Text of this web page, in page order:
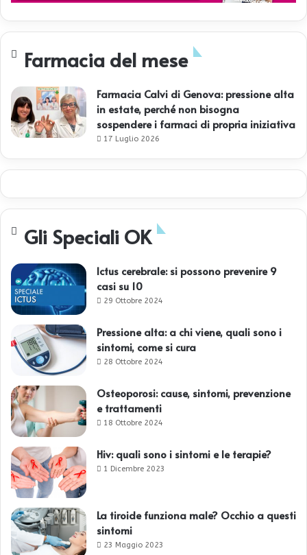
Farmacia del mese
Farmacia Calvi di Genova: pressione alta
in estate, perché non bisogna
sospendere i farmaci di propria iniziativa
17 Luglio 2026
Gli Speciali OK
Ictus cerebrale: si possono prevenire 9
casi su 10
29 Ottobre 2024
Pressione alta: a chi viene, quali sono i
sintomi, come si cura
28 Ottobre 2024
Osteoporosi: cause, sintomi, prevenzione
e trattamenti
18 Ottobre 2024
Hiv: quali sono i sintomi e le terapie?
1 Dicembre 2023
La tiroide funziona male? Occhio a questi
sintomi
23 Maggio 2023